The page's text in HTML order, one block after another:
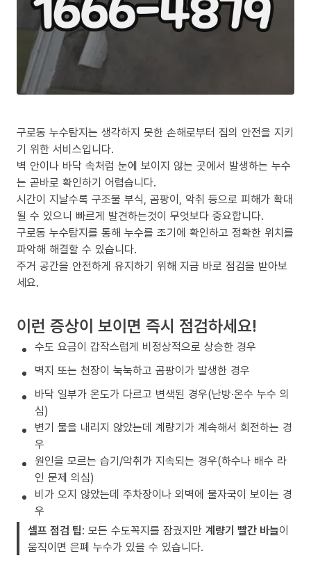
구로동 누수탐지는 생각하지 못한 손해로부터 집의 안전을 지키
기 위한 서비스입니다.
벽 안이나 바닥 속처럼 눈에 보이지 않는 곳에서 발생하는 누수
는 곧바로 확인하기 어렵습니다.
시간이 지날수록 구조물 부식, 곰팡이, 악취 등으로 피해가 확대
될 수 있으니 빠르게 발견하는것이 무엇보다 중요합니다.
구로동 누수탐지를 통해 누수를 조기에 확인하고 정확한 위치를
파악해 해결할 수 있습니다.
주거 공간을 안전하게 유지하기 위해 지금 바로 점검을 받아보
세요.
이런 증상이 보이면 즉시 점검하세요!
수도 요금이 갑작스럽게 비정상적으로 상승한 경우
벽지 또는 천장이 눅눅하고 곰팡이가 발생한 경우
바닥 일부가 온도가 다르고 변색된 경우(난방·온수 누수 의
심)
변기 물을 내리지 않았는데 계량기가 계속해서 회전하는 경
우
원인을 모르는 습기/악취가 지속되는 경우(하수나 배수 라
인 문제 의심)
비가 오지 않았는데 주차장이나 외벽에 물자국이 보이는 경
우
셀프 점검 팁: 모든 수도꼭지를 잠궜지만 계량기 빨간 바늘이
움직이면 은폐 누수가 있을 수 있습니다.